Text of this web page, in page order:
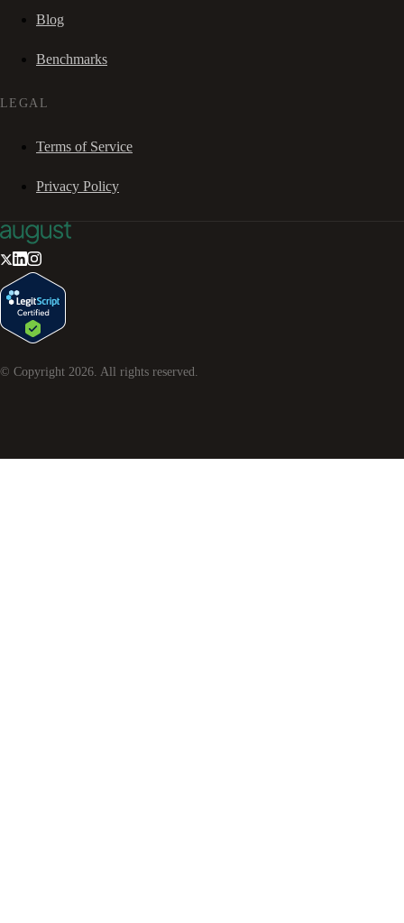
Blog
Benchmarks
LEGAL
Terms of Service
Privacy Policy
© Copyright 2026 . All rights reserved.